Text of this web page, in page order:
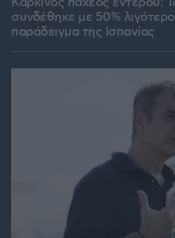
συνδέθηκε με 50%
παράδειγμα της Ισπανίας